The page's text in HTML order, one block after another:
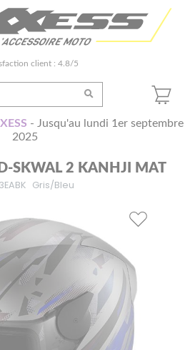
client : 4.8/5
- Jusqu'au lundi 1er septembre
2025
SKWAL 2 KANHJI MAT
Gris/Bleu